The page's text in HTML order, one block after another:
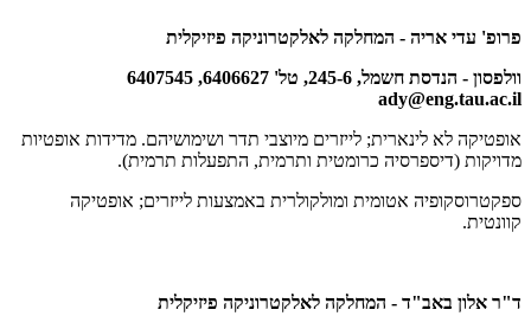
פרופ' עדי אריה - המחלקה לאלקטרוניקה פיזיקלית
וולפסון - הנדסת חשמל, 245-6, טל' 6406627, 6407545
ady@eng.tau.ac.il
אופטיקה לא לינארית; לייזרים מיוצבי תדר ושימושיהם. מדידות אופטיות
מדויקות (דיספרסיה כרומטית ותרמית, התפעלות תרמית).
ספקטרוסקופיה אטומית ומולקולרית באמצעות לייזרים; אופטיקה
קוונטית.
ד"ר אלון באב"ד - המחלקה לאלקטרוניקה פיזיקלית